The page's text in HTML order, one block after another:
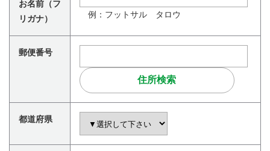
お名前（フ
リガナ）
例：フットサル タロウ
郵便番号
都道府県